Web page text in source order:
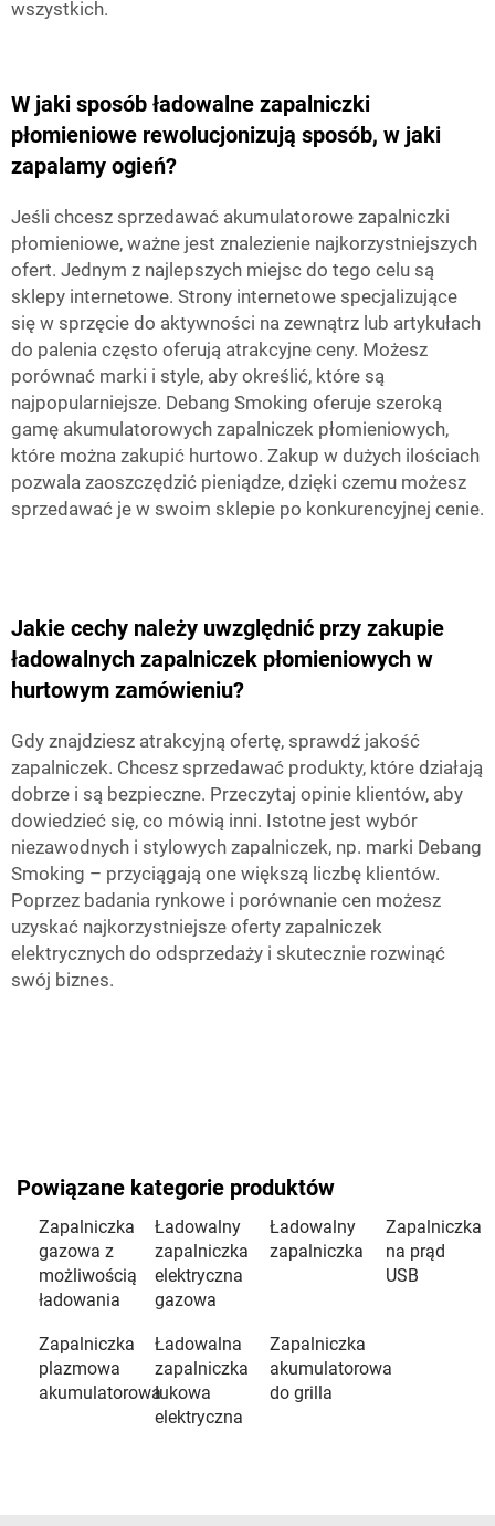
wszystkich.
W jaki sposób ładowalne zapalniczki
płomieniowe rewolucjonizują sposób, w jaki
zapalamy ogień?
Jeśli chcesz sprzedawać akumulatorowe zapalniczki
płomieniowe, ważne jest znalezienie najkorzystniejszych
ofert. Jednym z najlepszych miejsc do tego celu są
sklepy internetowe. Strony internetowe specjalizujące
się w sprzęcie do aktywności na zewnątrz lub artykułach
do palenia często oferują atrakcyjne ceny. Możesz
porównać marki i style, aby określić, które są
najpopularniejsze. Debang Smoking oferuje szeroką
gamę akumulatorowych zapalniczek płomieniowych,
które można zakupić hurtowo. Zakup w dużych ilościach
pozwala zaoszczędzić pieniądze, dzięki czemu możesz
sprzedawać je w swoim sklepie po konkurencyjnej cenie.
Jakie cechy należy uwzględnić przy zakupie
ładowalnych zapalniczek płomieniowych w
hurtowym zamówieniu?
Gdy znajdziesz atrakcyjną ofertę, sprawdź jakość
zapalniczek. Chcesz sprzedawać produkty, które działają
dobrze i są bezpieczne. Przeczytaj opinie klientów, aby
dowiedzieć się, co mówią inni. Istotne jest wybór
niezawodnych i stylowych zapalniczek, np. marki Debang
Smoking – przyciągają one większą liczbę klientów.
Poprzez badania rynkowe i porównanie cen możesz
uzyskać najkorzystniejsze oferty zapalniczek
elektrycznych do odsprzedaży i skutecznie rozwinąć
swój biznes.
Powiązane kategorie produktów
Zapalniczka
gazowa z
możliwością
ładowania
Ładowalny
zapalniczka
elektryczna
gazowa
Ładowalny
zapalniczka
Zapalniczka
na prąd
USB
Zapalniczka
plazmowa
akumulatorowa
Ładowalna
zapalniczka
łukowa
elektryczna
Zapalniczka
akumulatorowa
do grilla